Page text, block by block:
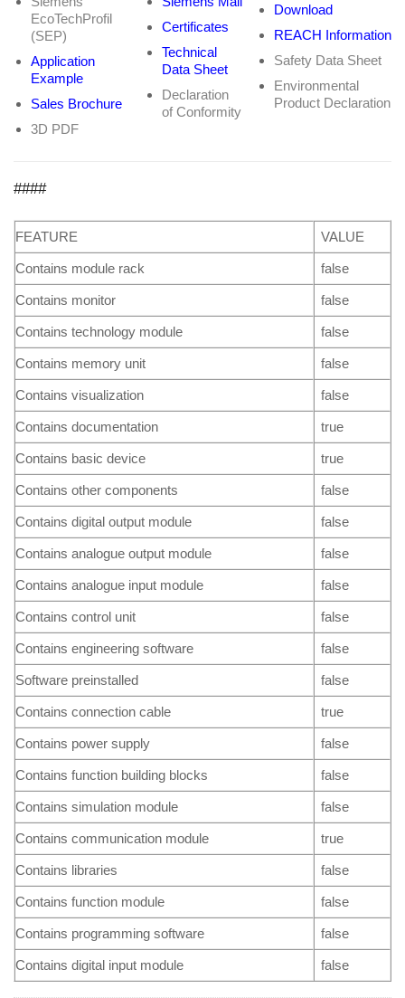
EcoTechProfil
(SEP)
Application
Example
Sales Brochure
3D PDF
Certificates
Technical
Data Sheet
Declaration
of Conformity
Download
REACH Information
Safety Data Sheet
Environmental
Product Declaration
####
FEATURE VALUE
Contains module rack false
Contains monitor false
Contains technology module false
Contains memory unit false
Contains visualization false
Contains documentation true
Contains basic device true
Contains other components false
Contains digital output module false
Contains analogue output module false
Contains analogue input module false
Contains control unit false
Contains engineering software false
Software preinstalled false
Contains connection cable true
Contains power supply false
Contains function building blocks false
Contains simulation module false
Contains communication module true
Contains libraries false
Contains function module false
Contains programming software false
Contains digital input module false